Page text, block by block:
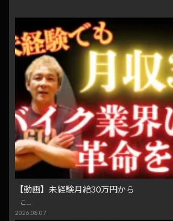
【動画】未経験月給30万円から
こ…
2026.08.07